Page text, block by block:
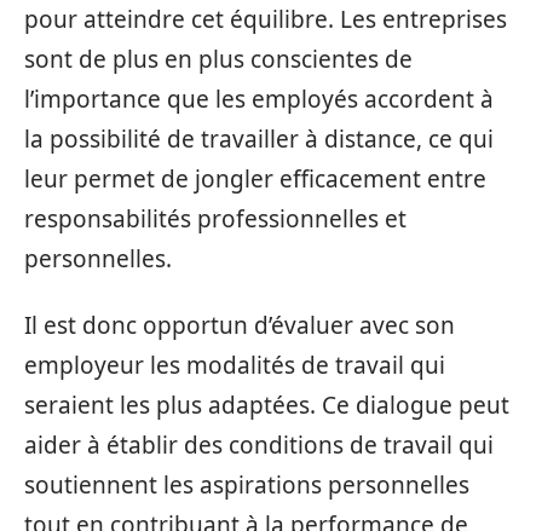
pour atteindre cet équilibre. Les entreprises
sont de plus en plus conscientes de
l’importance que les employés accordent à
la possibilité de travailler à distance, ce qui
leur permet de jongler efficacement entre
responsabilités professionnelles et
personnelles.
Il est donc opportun d’évaluer avec son
employeur les modalités de travail qui
seraient les plus adaptées. Ce dialogue peut
aider à établir des conditions de travail qui
soutiennent les aspirations personnelles